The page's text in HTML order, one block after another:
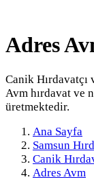
Adres
Canik Hırdavatçı
Avm hırdavat ve
üretmektedir.
Ana Sayfa
Samsun
Canik
Adres Avm